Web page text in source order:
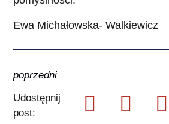
Ewa Michałowska- Walkiewicz
poprzedni
Udostępnij
post: